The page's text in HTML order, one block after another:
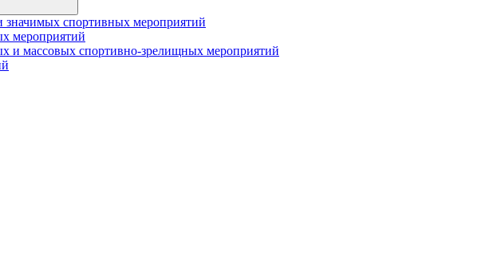
спортивных мероприятий
мероприятий
и массовых спортивно-зрелищных мероприятий